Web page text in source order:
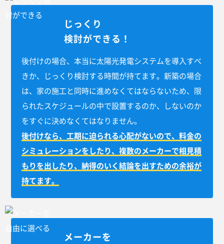
じっくり
検討ができる！
後付けの場合、本当に太陽光発電システムを導入すべ
きか、じっくり検討する時間が持てます。新築の場合
は、家の施工と同時に進めなくてはならないため、限
られたスケジュールの中で設置するのか、しないのか
をすぐに決めなくてはなりません。
後付けなら、工期に迫られる心配がないので、料金の
シミュレーションをしたり、複数のメーカーで相見積
もりを出したり、納得のいく結論を出すための余裕が
持てます。
メーカーを